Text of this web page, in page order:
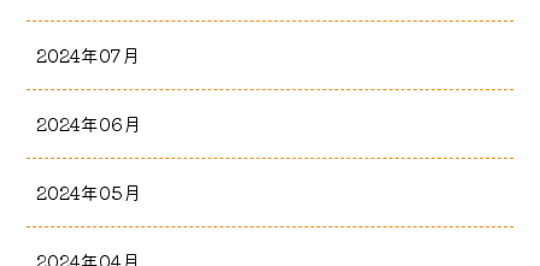
2024年07月
2024年06月
2024年05月
2024年04月